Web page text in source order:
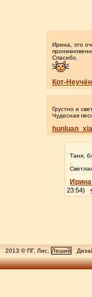
Ирина, это
Спасибо.
Кот-
Грустно и
Чудесная
Таня,
23:54)
•
2013 © ПГ, Лис, Леший